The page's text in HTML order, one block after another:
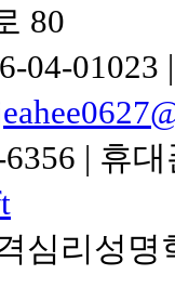
80
04-01023 |
| 휴대
리성명